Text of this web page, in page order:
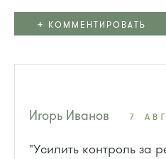
+ КОММЕНТИРОВАТЬ
Игорь Иванов 7
"Усилить контроль за